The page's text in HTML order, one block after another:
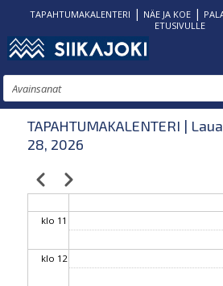
Hyppää
pääsisältöön
TAPAHTUMAKALENTERI | NÄE JA KOE|
ETUSIVULLE
Etsi
TAPAHTUMAKALENTERI |
28, 2026
Sivutus
EdellinenSeuraava
klo 08
klo 09
klo 10
klo 11
klo 12